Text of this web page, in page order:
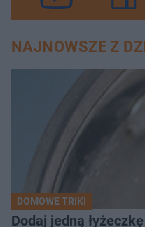
NAJNOWSZE Z
DOMOWE TRIKI
Dodaj jedną